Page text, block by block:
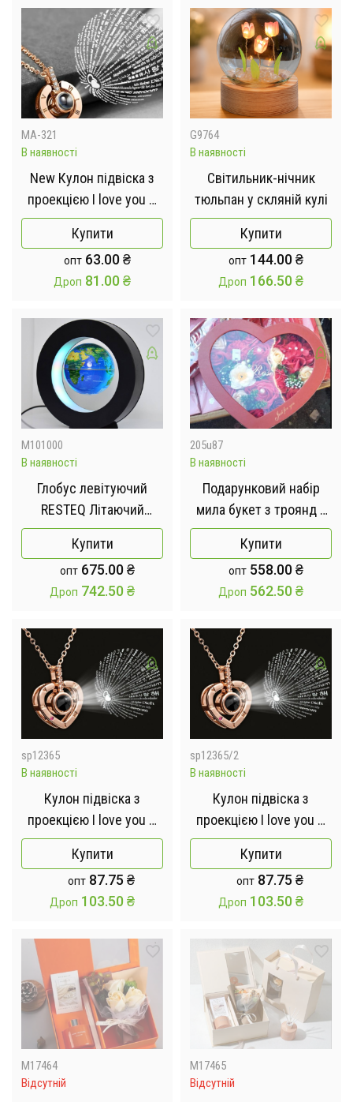
MA-321
В наявності
New Кулон підвіска з
проекцією I love you Я
тебе люблю 100
мовами світу у формі
серця
Купити
опт 63.00₴
Дроп 81.00₴
G9764
В наявності
Світильник-нічник
тюльпан у скляній кулі
Купити
опт 144.00₴
Дроп 166.50₴
M101000
В наявності
Глобус левітуючий
RESTEQ Літаючий
глобус нічник
Купити
опт 675.00₴
Дроп 742.50₴
205u87
В наявності
Подарунковий набір
мила букет з троянд у
коробці Love Light Rose
Flower
Купити
опт 558.00₴
Дроп 562.50₴
sp12365
В наявності
Кулон підвіска з
проекцією I love you Я
тебе люблю 100
мовами світу у формі
серця
Купити
опт 87.75₴
Дроп 103.50₴
sp12365/2
В наявності
Кулон підвіска з
проекцією I love you Я
тебе люблю 100
мовами світу у формі
серця
Купити
опт 87.75₴
Дроп 103.50₴
M17464
Відсутній
M17465
Відсутній